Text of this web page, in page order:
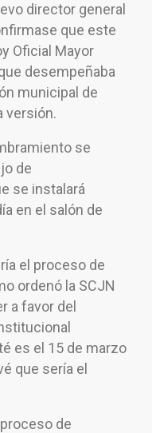
director general
que este
Oficial Mayor
desempeñaba
municipal de
versión.
se
de
se instalará
en el salón de
el proceso de
ordenó la SCJN
a favor del
es el 15 de marzo
que sería el
de